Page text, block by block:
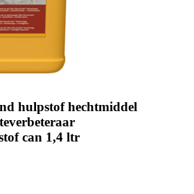
hulpstof hechtmiddel
can 1,4 ltr